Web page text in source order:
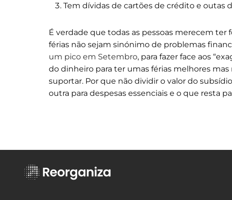
Tem dívidas de cartões de crédito e outas
É verdade que todas as pessoas merecem ter
férias não sejam sinónimo de problemas
um pico em Setembro, para fazer face aos
do dinheiro para ter umas férias melhores
suportar. Por que não dividir o valor do
outra para despesas essenciais e o que resta